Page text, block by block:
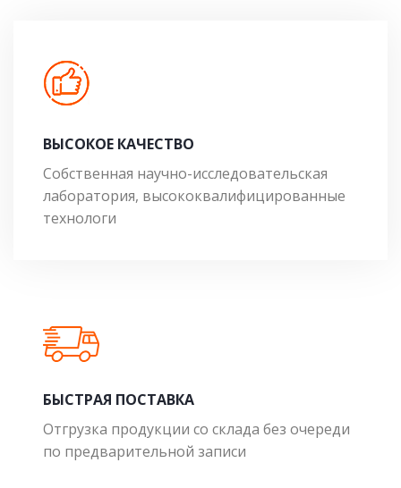
ВЫСОКОЕ КАЧЕСТВО
Собственная научно-исследовательская
лаборатория, высококвалифицированные
технологи
БЫСТРАЯ ПОСТАВКА
Отгрузка продукции со склада без очереди
по предварительной записи